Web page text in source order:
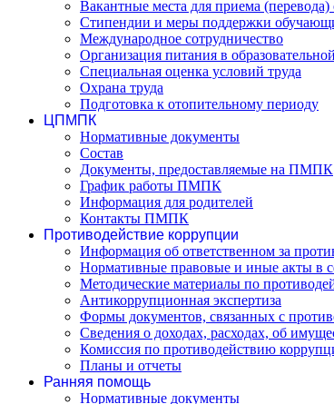
Вакантные места для приема
Стипендии и меры поддержки
Международное сотрудничество
Организация питания в
Специальная оценка условий труда
Охрана труда
Подготовка к отопительному периоду
ЦПМПК
Нормативные документы
Состав
Документы, предоставляемые на ПМПК
График работы ПМПК
Информация для родителей
Контакты ПМПК
Противодействие коррупции
Информация об ответственном за
Нормативные правовые и иные акты в
Методические материалы по
Антикоррупционная экспертиза
Формы документов, связанных с
Сведения о доходах, расходах, об
Комиссия по противодействию
Планы и отчеты
Ранняя помощь
Нормативные документы